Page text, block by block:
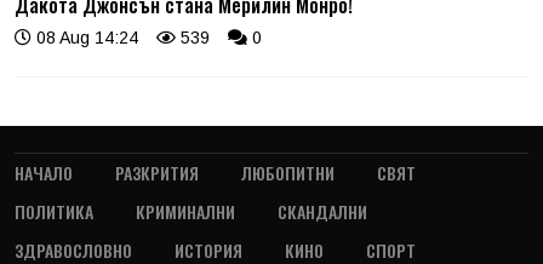
08 Aug 14:24 539 0
НАЧАЛО РАЗКРИТИЯ ЛЮБОПИТНИ
СВЯТ
ПОЛИТИКА
КРИМИНАЛНИ
СКАНДАЛНИ
ЗДРАВОСЛОВНО
ИСТОРИЯ КИНО
СПОРТ